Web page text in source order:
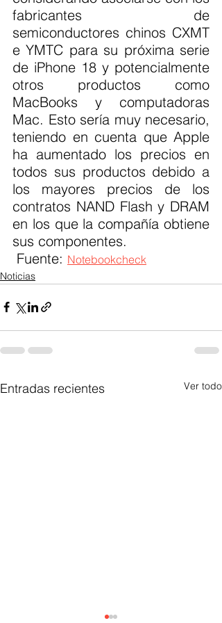
fabricantes de
semiconductores chinos CXMT
e YMTC para su próxima serie
de iPhone 18 y potencialmente
otros productos como
MacBooks y computadoras
Mac. Esto sería muy necesario,
teniendo en cuenta que Apple
ha aumentado los precios en
todos sus productos debido a
los mayores precios de los
contratos NAND Flash y DRAM
en los que la compañía obtiene
sus componentes.
Fuente: Notebookcheck
Noticias
Entradas recientes Ver todo